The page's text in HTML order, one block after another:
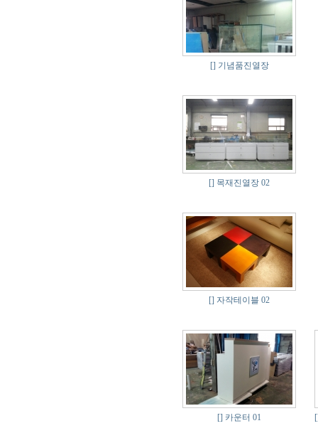
[] 기념품진열장
[] 목재진열장 02
[] 자작테이블 02
[] 카운터 01